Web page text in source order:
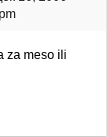
za meso ili